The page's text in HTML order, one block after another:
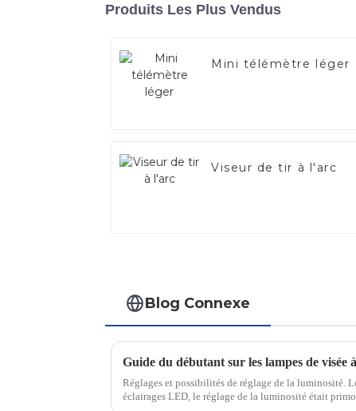
Produits Les Plus Vendus
Mini télémètre léger
Viseur de tir à l'arc
Blog Connexe
Guide du débutant sur les lampes de
Réglages et possibilités de réglage de la luminosité.
éclairages LED, le réglage de la luminosité était